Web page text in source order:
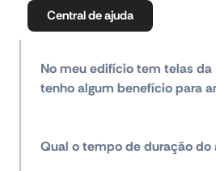
Central de ajuda
No meu edifício tem telas da
tenho algum benefício para
Qual o tempo de duração do